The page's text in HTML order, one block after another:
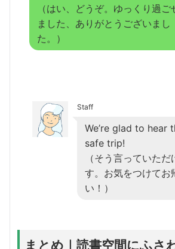
（はい、どうぞ。ゆっくり過ご
ました、ありがとうございまし
た。）
Staff
We’re glad to hear
safe trip!
（そう言っていた
す。お気をつけてお
い！）
まとめ｜読書空間にふさ